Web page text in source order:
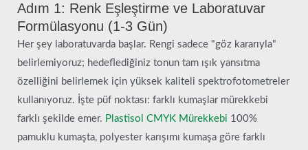
Adım 1: Renk Eşleştirme ve Laboratuvar
Formülasyonu (1-3 Gün)
Her şey laboratuvarda başlar. Rengi sadece "göz kararıyla"
belirlemiyoruz; hedeflediğiniz tonun tam ışık yansıtma
özelliğini belirlemek için yüksek kaliteli spektrofotometreler
kullanıyoruz. İşte püf noktası: farklı kumaşlar mürekkebi
farklı şekilde emer. Plastisol CMYK Mürekkebi 100%
pamuklu kumaşta, polyester karışımı kumaşa göre farklı